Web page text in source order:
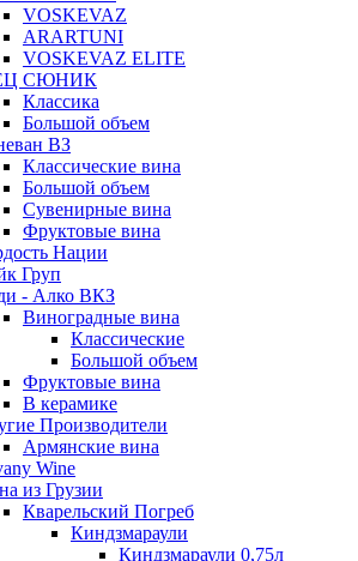
VOSKEVAZ
ARARTUNI
VOSKEVAZ ELITE
СЮНИК
Классика
Большой объем
ВЗ
Классические вина
Большой объем
Сувенирные вина
Фруктовые вина
Нации
Груп
- Алко ВКЗ
Виноградные вина
Классические
Большой объем
Фруктовые вина
В керамике
Производители
Армянские вина
Wine
из Грузии
Кварельский Погреб
Киндзмараули
Киндзмараули 0,75л